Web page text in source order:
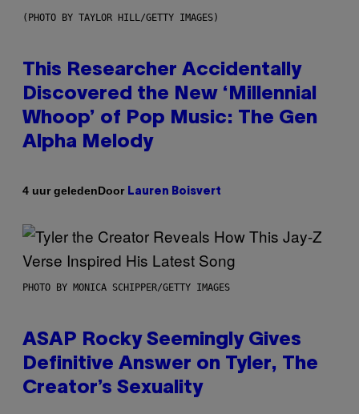
(PHOTO BY TAYLOR HILL/GETTY IMAGES)
This Researcher Accidentally
Discovered the New ‘Millennial
Whoop’ of Pop Music: The Gen
Alpha Melody
4 uur geledenDoor Lauren Boisvert
PHOTO BY MONICA SCHIPPER/GETTY IMAGES
ASAP Rocky Seemingly Gives
Definitive Answer on Tyler, The
Creator’s Sexuality